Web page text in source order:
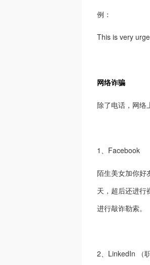
例：
This is very
网络诈骗
除了电话，网络
1、Facebook
陌生美女加你好
天，超后还进行
进行敲诈勒索。
2、LinkedIn （